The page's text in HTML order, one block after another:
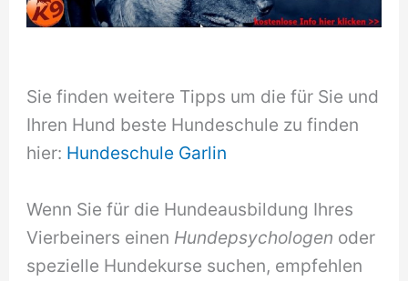
Sie finden weitere Tipps um die für Sie und
Ihren Hund beste Hundeschule zu finden
hier: Hundeschule Garlin
Wenn Sie für die Hundeausbildung Ihres
Vierbeiners einen Hundepsychologen oder
spezielle Hundekurse suchen, empfehlen